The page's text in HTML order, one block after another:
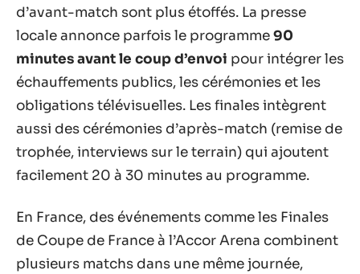
d’avant-match sont plus étoffés. La presse
locale annonce parfois le programme90
minutes avant le coup d’envoi pour intégrer les
échauffements publics, les cérémonies et les
obligations télévisuelles. Les finales intègrent
aussi des cérémonies d’après-match (remise de
trophée, interviews sur le terrain) qui ajoutent
facilement 20 à 30 minutes au programme.
En France, des événements comme les Finales
de Coupe de France à l’Accor Arena combinent
plusieurs matchs dans une même journée,